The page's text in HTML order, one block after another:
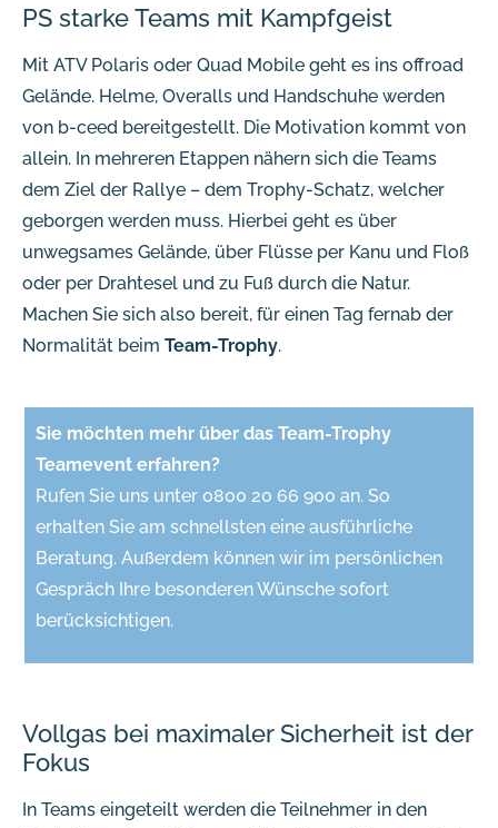
PS starke Teams mit Kampfgeist
Mit ATV Polaris oder Quad Mobile geht es ins offroad
Gelände. Helme, Overalls und Handschuhe werden
von b-ceed bereitgestellt. Die Motivation kommt von
allein. In mehreren Etappen nähern sich die Teams
dem Ziel der Rallye – dem Trophy-Schatz, welcher
geborgen werden muss. Hierbei geht es über
unwegsames Gelände, über Flüsse per Kanu und Floß
oder per Drahtesel und zu Fuß durch die Natur.
Machen Sie sich also bereit, für einen Tag fernab der
Normalität beim Team-Trophy.
Sie möchten mehr über das Team-Trophy
Teamevent erfahren?
Rufen Sie uns unter 0800 20 66 900 an. So
erhalten Sie am schnellsten eine ausführliche
Beratung. Außerdem können wir im persönlichen
Gespräch Ihre besonderen Wünsche sofort
berücksichtigen.
Vollgas bei maximaler Sicherheit ist der
Fokus
In Teams eingeteilt werden die Teilnehmer in den